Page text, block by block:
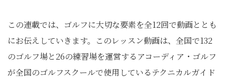
この連載では、ゴルフに大切な要素を全12回で動画ととも
にお伝えしていきます。このレッスン動画は、全国で132
のゴルフ場と26の練習場を運営するアコーディア・ゴルフ
が全国のゴルフスクールで使用しているテクニカルガイド